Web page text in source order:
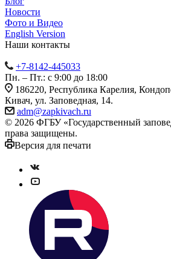
Новости
Фото и Видео
English Version
Наши контакты
+7-8142-445033
Пн. – Пт.: с 9:00 до 18:00
186220, Республика Карелия,
Кивач, ул. Заповедная, 14.
adm@zapkivach.ru
© 2026 ФГБУ «Государственный
права защищены.
Версия для печати